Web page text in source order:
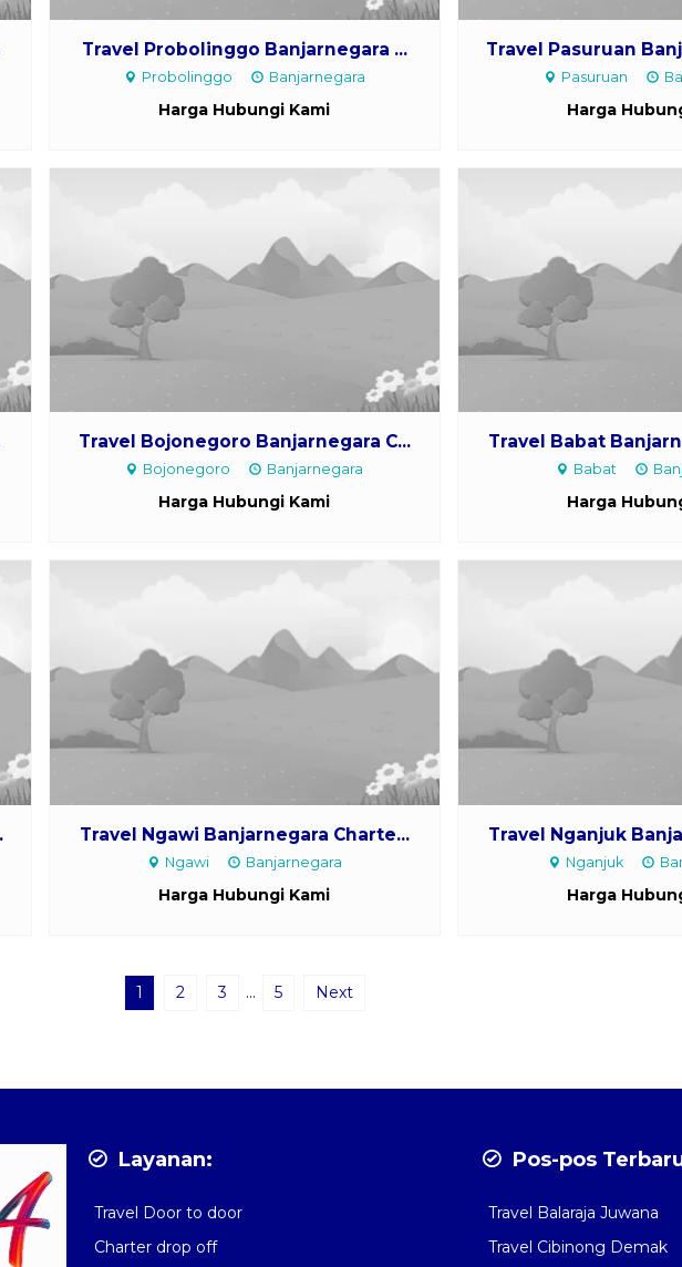
Travel Probolinggo Banjarnegara ...
Probolinggo Banjarnegara
Harga Hubungi Kami
Travel Pasuruan
Pasuruan
Harga
Travel Bojonegoro Banjarnegara C...
Bojonegoro Banjarnegara
Harga Hubungi Kami
Travel Babat
Babat
Harga
Travel Ngawi Banjarnegara Charte...
Ngawi Banjarnegara
Harga Hubungi Kami
Travel Nganjuk
Nganjuk
Harga
1 2 3 … 5 Next
Layanan:
Travel Door to door
Charter drop off
Pos-pos
Travel Balaraja Juwana
Travel Cibinong Demak